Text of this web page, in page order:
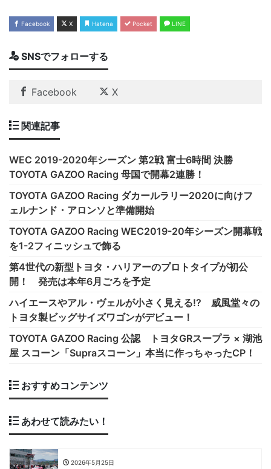
Facebook X Hatena Pocket LINE
SNSでフォローする
Facebook X
関連記事
WEC 2019-2020年シーズン 第2戦 富士6時間 決勝
TOYOTA GAZOO Racing 母国で開幕2連勝！
TOYOTA GAZOO Racing ダカールラリー2020に向けフ
ェルナンド・アロンソと準備開始
TOYOTA GAZOO Racing WEC2019-20年シーズン開幕戦
を1-2フィニッシュで飾る
第4世代の新型トヨタ・ハリアーのプロトタイプが初公
開！ 発売は本年6月ごろを予定
ハイエースやアル・ヴェルが小さく見える!? 威風堂々の
トヨタ製ビッグサイズワゴンがデビュー！
TOYOTA GAZOO Racing 公認 トヨタGRスープラ × 湖池
屋 スコーン「Supraスコーン」本当に作っちゃったCP！
おすすめコンテンツ
あわせて読みたい！
2026年5月25日